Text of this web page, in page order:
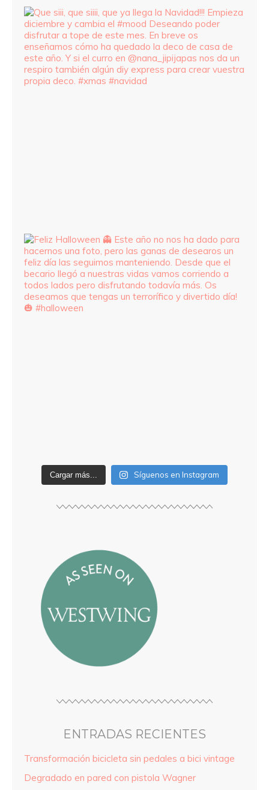
Cargar más... Síguenos en Instagram
ENTRADAS RECIENTES
Transformación bicicleta sin pedales a bici vintage
Degradado en pared con pistola Wagner